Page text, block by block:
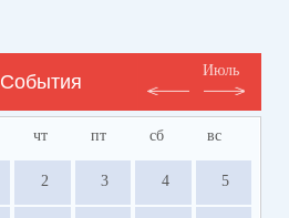
События
Июль
чт пт сб вс
2 3 4 5